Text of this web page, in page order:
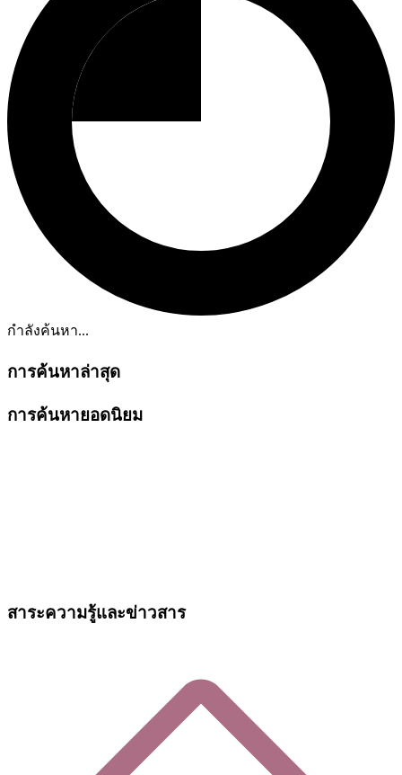
กำลังค้นหา...
การค้นหาล่าสุด
การค้นหายอดนิยม
สาระความรู้และข่าวสาร